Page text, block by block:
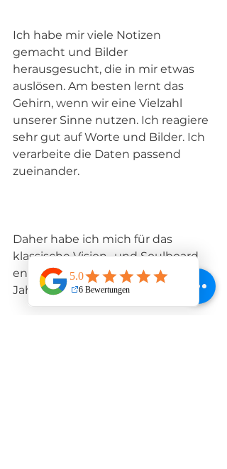
Ich habe mir viele Notizen
gemacht und Bilder
herausgesucht, die in mir etwas
auslösen. Am besten lernt das
Gehirn, wenn wir eine Vielzahl
unserer Sinne nutzen. Ich reagiere
sehr gut auf Worte und Bilder. Ich
verarbeite die Daten passend
zueinander.
Daher habe ich mich für das
klassische Vision- und Soulboard
entschieden, welches ich jedes
Jahr erneuere oder anpasse.